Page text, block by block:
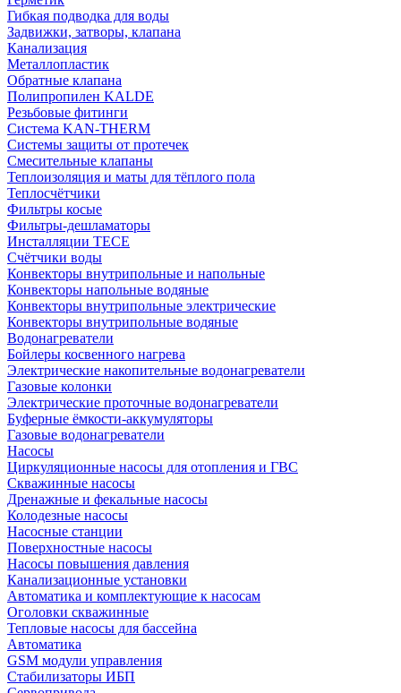
Гибкая подводка для воды
Задвижки, затворы, клапана
Канализация
Металлопластик
Обратные клапана
Полипропилен KALDE
Резьбовые фитинги
Система KAN-THERM
Системы защиты от протечек
Смесительные клапаны
Теплоизоляция и маты для тёплого пола
Теплосчётчики
Фильтры косые
Фильтры-дешламаторы
Инсталляции TECE
Счётчики воды
Конвекторы внутрипольные и напольные
Конвекторы напольные водяные
Конвекторы внутрипольные электрические
Конвекторы внутрипольные водяные
Водонагреватели
Бойлеры косвенного нагрева
Электрические накопительные водонагреватели
Газовые колонки
Электрические проточные водонагреватели
Буферные ёмкости-аккумуляторы
Газовые водонагреватели
Насосы
Циркуляционные насосы для отопления и ГВС
Скважинные насосы
Дренажные и фекальные насосы
Колодезные насосы
Насосные станции
Поверхностные насосы
Насосы повышения давления
Канализационные установки
Автоматика и комплектующие к насосам
Оголовки скважинные
Тепловые насосы для бассейна
Автоматика
GSM модули управления
Стабилизаторы ИБП